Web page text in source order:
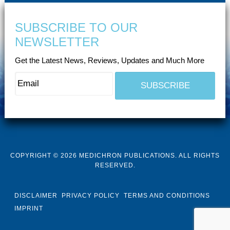
SUBSCRIBE TO OUR
NEWSLETTER
Get the Latest News, Reviews, Updates and Much More
COPYRIGHT © 2026 MEDICHRON PUBLICATIONS. ALL RIGHTS
RESERVED.
DISCLAIMER PRIVACY POLICY
TERMS AND CONDITIONS
IMPRINT